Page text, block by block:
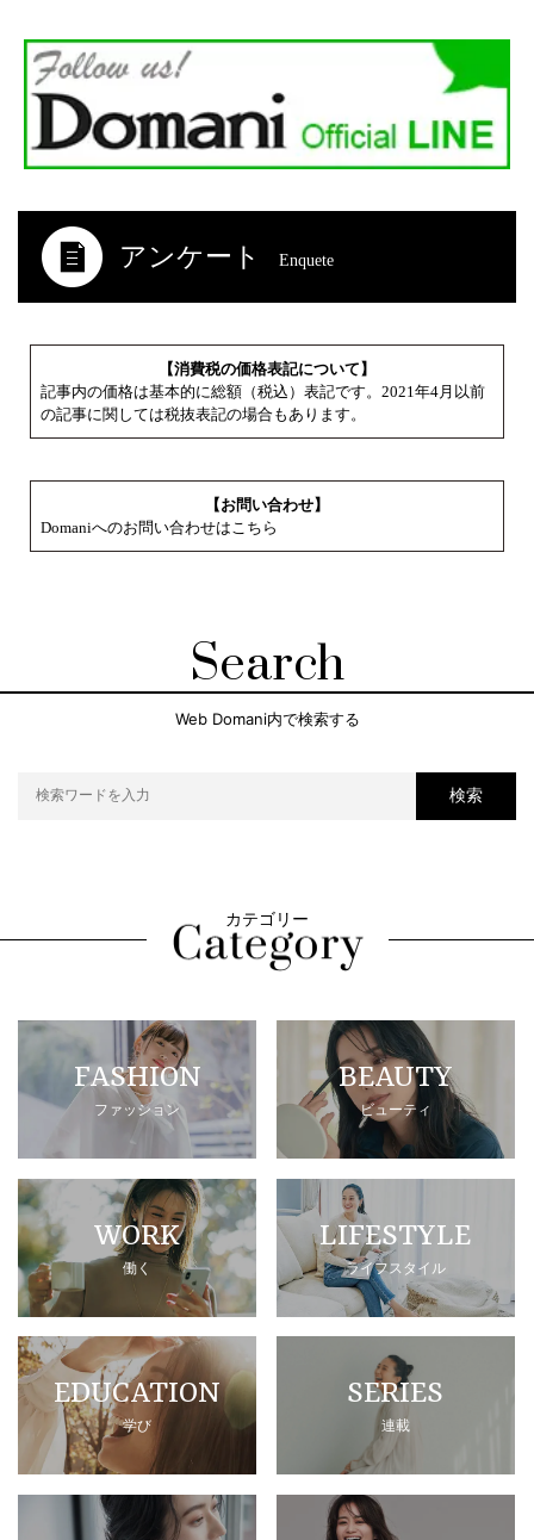
アンケート Enquete
【消費税の価格表記について】
記事内の価格は基本的に総額（税込）表記です。2021年4月以前
の記事に関しては税抜表記の場合もあります。
【お問い合わせ】
Domaniへのお問い合わせはこちら
Search
Web Domani内で検索する
検索
カテゴリー
FASHION
ファッション
BEAUTY
ビューティ
WORK
働く
LIFESTYLE
ライフスタイル
EDUCATION
学び
SERIES
連載